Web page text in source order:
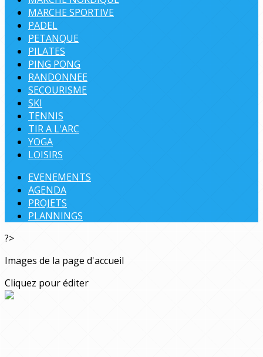
MARCHE SPORTIVE
PADEL
PETANQUE
PILATES
PING PONG
RANDONNEE
SECOURISME
SKI
TENNIS
TIR A L'ARC
YOGA
LOISIRS
EVENEMENTS
AGENDA
PROJETS
PLANNINGS
?>
Images de la page d'accueil
Cliquez pour éditer